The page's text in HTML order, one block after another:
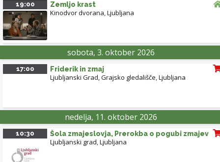
19:00 Zemljo krast
Kinodvor dvorana,Ljubljana
sobota, 3. oktober 2026
17:00 Friderik in zmaj
Ljubljanski Grad, Grajsko gledališče,Ljubljana
nedelja, 11. oktober 2026
10:30 Šola zmajeslovja, Prerokba o pogubi zmajev
Ljubljanski grad,Ljubljana